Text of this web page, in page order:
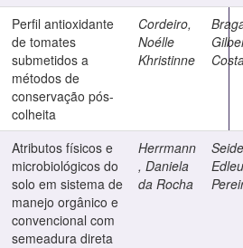
Perfil antioxidante
de tomates
submetidos a
métodos de
conservação pós-
colheita
Cordeiro,
Noélle
Khristinne
Atributos físicos e
microbiológicos do
solo em sistema de
manejo orgânico e
convencional com
semeadura direta
Herrmann
, Daniela
da Rocha